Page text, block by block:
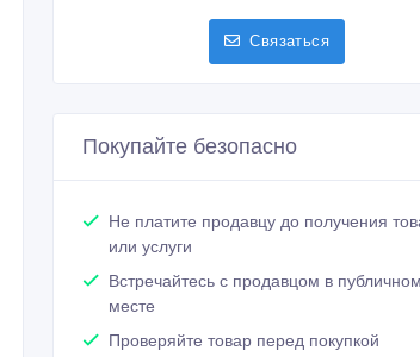
Связаться
Покупайте безопасно
Не платите продавцу до получения
или услуги
Встречайтесь с продавцом в публичном
месте
Проверяйте товар перед покупкой